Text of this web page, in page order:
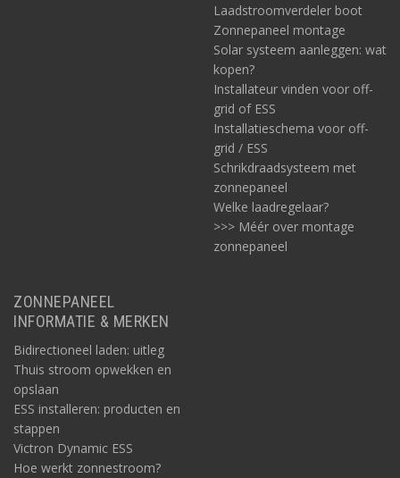
Laadstroomverdeler boot
Zonnepaneel montage
Solar systeem aanleggen: wat
kopen?
Installateur vinden voor off-
grid of ESS
Installatieschema voor off-
grid / ESS
Schrikdraadsysteem met
zonnepaneel
Welke laadregelaar?
>>> Méér over montage
zonnepaneel
ZONNEPANEEL
INFORMATIE & MERKEN
Bidirectioneel laden: uitleg
Thuis stroom opwekken en
opslaan
ESS installeren: producten en
stappen
Victron Dynamic ESS
Hoe werkt zonnestroom?